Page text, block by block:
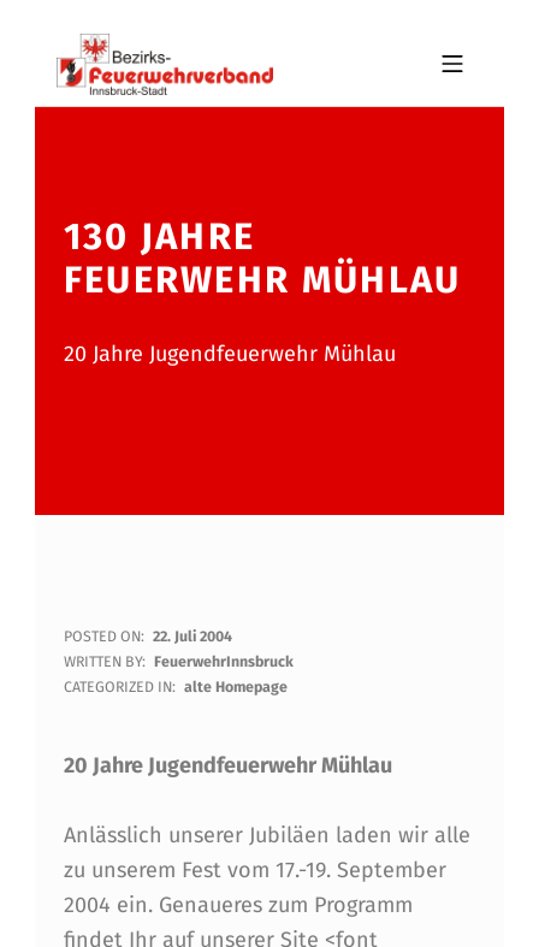
Skip to main navigation
Skip to main content
Skip to footer
BFV INNSBRUCK-STADT
130 JAHRE
FEUERWEHR MÜHLAU
20 Jahre Jugendfeuerwehr Mühlau
1
3
J
A
H
R
POSTED ON: 22. Juli 2004
WRITTEN BY: FeuerwehrInnsbruck
CATEGORIZED IN: alte Homepage
20 Jahre Jugendfeuerwehr Mühlau
Anlässlich unserer Jubiläen laden wir alle
zu unserem Fest vom 17.-19. September
2004 ein. Genaueres zum Programm
findet Ihr auf unserer Site <font